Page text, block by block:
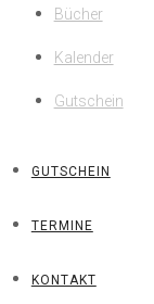
Bücher
Kalender
Gutschein
GUTSCHEIN
TERMINE
KONTAKT